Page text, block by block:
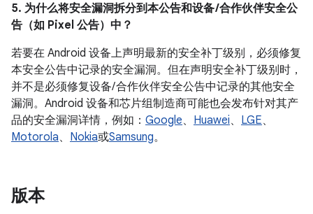
5. 为什么将安全漏洞拆分到本公告和设备 /合作伙伴安全公
告（如 Pixel 公告）中？
若要在 Android 设备上声明最新的安全补丁级别，必须修复
本安全公告中记录的安全漏洞。但在声明安全补丁级别时，
并不是必须修复设备/ 合作伙伴安全公告中记录的其他安全
漏洞。Android 设备和芯片组制造商可能也会发布针对其产
品的安全漏洞详情，例如： Google、 Huawei、 LGE、
Motorola、 Nokia或Samsung。
版本